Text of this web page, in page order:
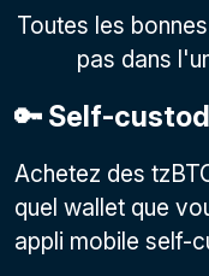
Toutes les
pas dans
🔑 Self-
Achetez des
quel wallet que
appli mobile self-